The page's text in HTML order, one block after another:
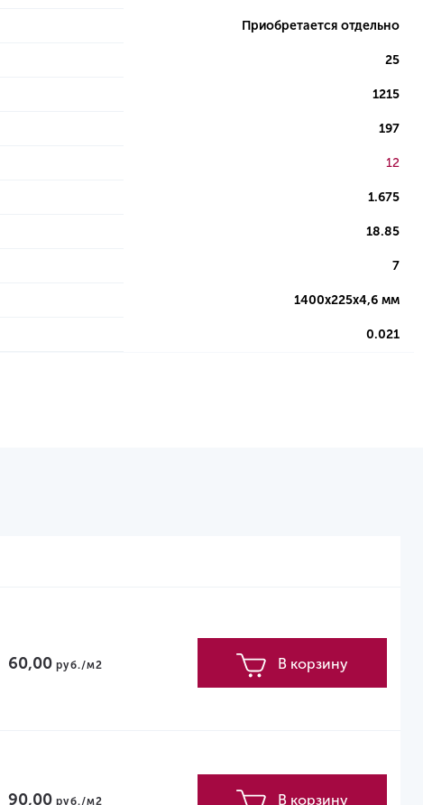
Приобретается отдельно
25
1215
197
12
1.675
18.85
7
1400х225х4,6 мм
0.021
60,00руб./м2 В корзину
90,00руб./м2 В корзину